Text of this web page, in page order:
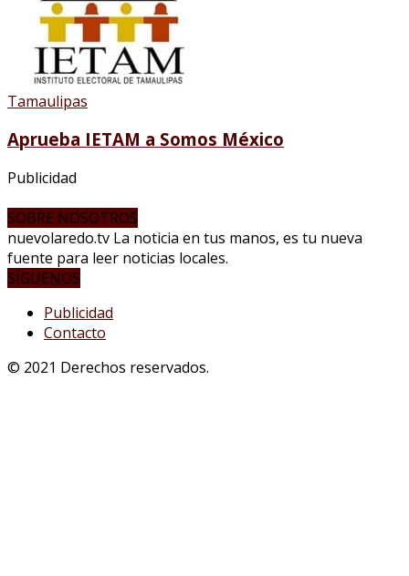
Tamaulipas
Aprueba IETAM a Somos México
Publicidad
SOBRE NOSOTROS
nuevolaredo.tv La noticia en tus manos, es tu nueva
fuente para leer noticias locales.
SÍGUENOS
Publicidad
Contacto
© 2021 Derechos reservados.